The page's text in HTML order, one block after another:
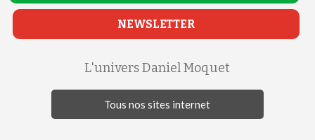
NEWSLETTER
L'univers Daniel Moquet
Tous nos sites internet